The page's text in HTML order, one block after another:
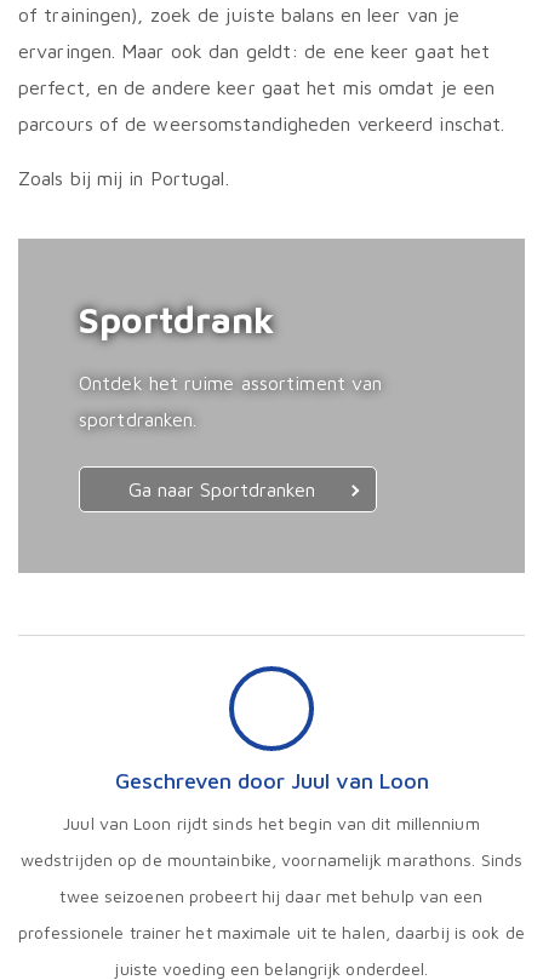
of trainingen), zoek de juiste balans en leer van je
ervaringen. Maar ook dan geldt: de ene keer gaat het
perfect, en de andere keer gaat het mis omdat je een
parcours of de weersomstandigheden verkeerd inschat.
Zoals bij mij in Portugal.
Sportdrank
Ontdek het ruime assortiment van
sportdranken.
Ga naar Sportdranken
Geschreven door Juul van Loon
Juul van Loon rijdt sinds het begin van dit millennium
wedstrijden op de mountainbike, voornamelijk marathons. Sinds
twee seizoenen probeert hij daar met behulp van een
professionele trainer het maximale uit te halen, daarbij is ook de
juiste voeding een belangrijk onderdeel.